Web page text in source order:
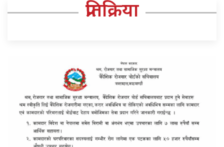
प्रतिक्रिया